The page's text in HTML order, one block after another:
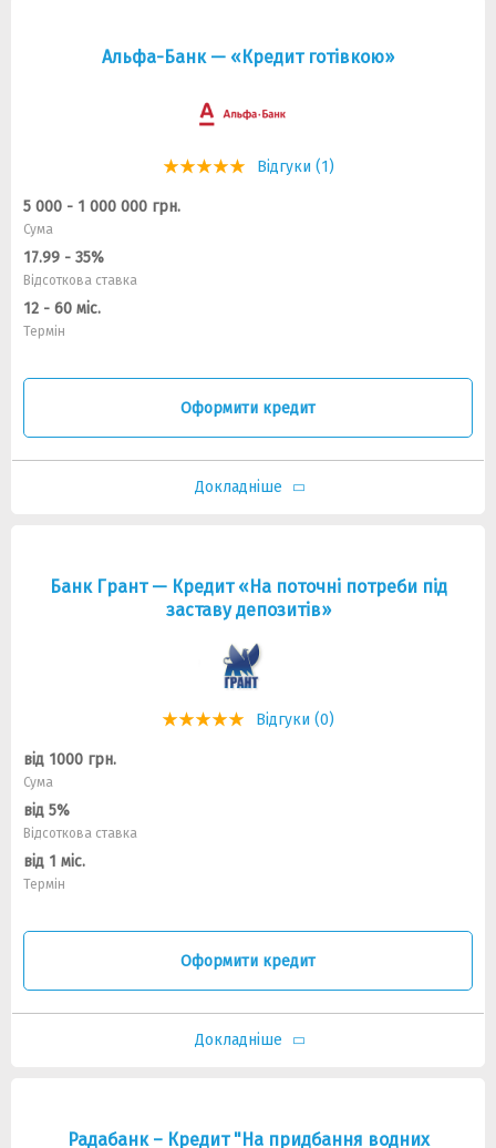
Альфа-Банк — «Кредит готівкою»
Відгуки (1)
5 000 - 1 000 000 грн.
Сума
17.99 - 35%
Відсоткова ставка
12 - 60 міс.
Термін
Оформити кредит
Докладніше
Банк Грант — Кредит «На поточні потреби під
заставу депозитів»
Відгуки (0)
від 1000 грн.
Сума
від 5%
Відсоткова ставка
від 1 міс.
Термін
Оформити кредит
Докладніше
Радабанк – Кредит "На придбання водних